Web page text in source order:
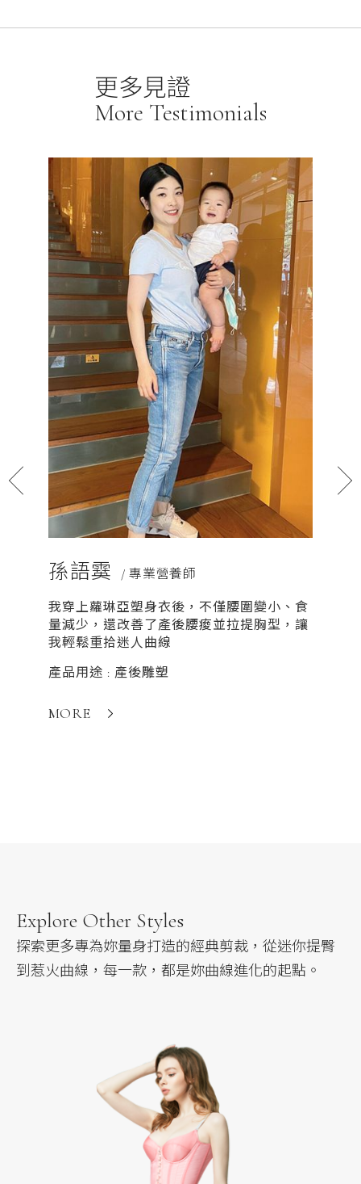
更多見證
More Testimonials
孫語霙 / 專業營養師
我穿上蘿琳亞塑身衣後，不僅腰圍變小、食
量減少，還改善了產後腰痠並拉提胸型，讓
我輕鬆重拾迷人曲線
產品用途 : 產後雕塑
MORE
Explore Other Styles
探索更多專為妳量身打造的經典剪裁， 從迷你提臀
到惹火曲線，每一款，都是妳曲線進化的起點。